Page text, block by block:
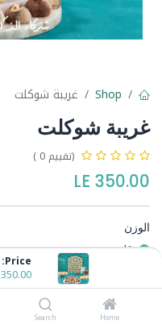
Price:
350.00
Home
Search
Shop غريبة شوكلت
غريبة شوكلت
(تقييم 0 )
350.00
الوزن
1ك
-
165.00